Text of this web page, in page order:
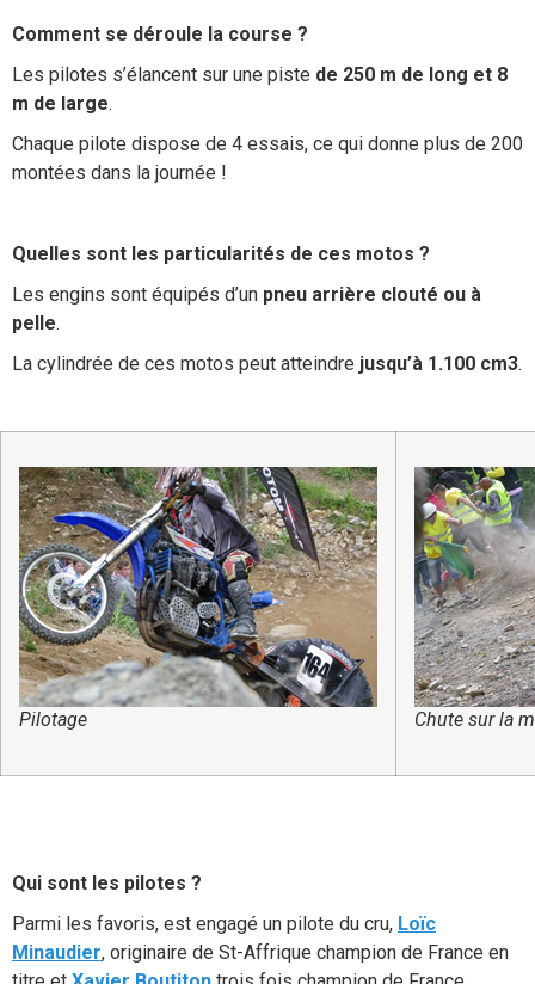
Comment se déroule la course ?
Les pilotes s’élancent sur une piste de 250 m de long et 8
m de large.
Chaque pilote dispose de 4 essais, ce qui donne plus de 200
montées dans la journée !
Quelles sont les particularités de ces motos ?
Les engins sont équipés d’un pneu arrière clouté ou à
pelle.
La cylindrée de ces motos peut atteindre jusqu’à 1.100 cm3.
Pilotage Chute sur la
Qui sont les pilotes ?
Parmi les favoris, est engagé un pilote du cru, Loïc
Minaudier, originaire de St-Affrique champion de France en